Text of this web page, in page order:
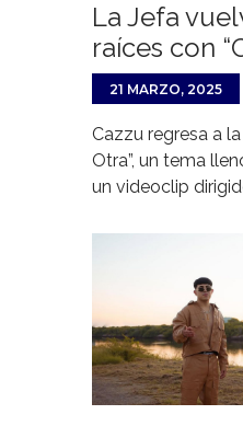
La Jefa
raíces con
21 MARZO, 2025
Cazzu regresa a
Otra”, un tema
un videoclip